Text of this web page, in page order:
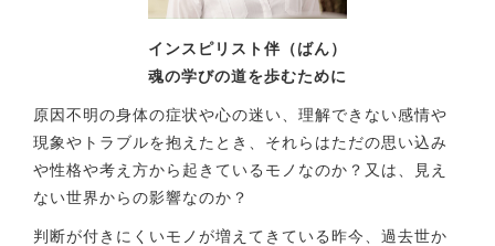
インスピリスト伴（ばん）
魂の学びの道を歩むために
原因不明の身体の症状や心の迷い、理解できない感情や
現象やトラブルを抱えたとき、それらはただの思い込み
や性格や考え方から起きているモノなのか？又は、見え
ない世界からの影響なのか？
判断が付きにくいモノが増えてきている昨今、過去世か